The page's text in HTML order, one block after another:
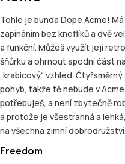
Tohle je bunda Dope Acme!
zapínáním bez knoflíků a dvě
a funkční. Můžeš využít její
šňůrku a ohrnout spodní část
„krabicový“ vzhled.
pohyb, takže tě nebude v
potřebuješ, a není zbytečně
a protože je všestranná a
na všechna zimní dobrodružství.
Freedom